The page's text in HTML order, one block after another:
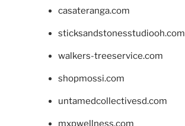
casateranga.com
sticksandstonesstudiooh.com
walkers-treeservice.com
shopmossi.com
untamedcollectivesd.com
mxpwellness.com